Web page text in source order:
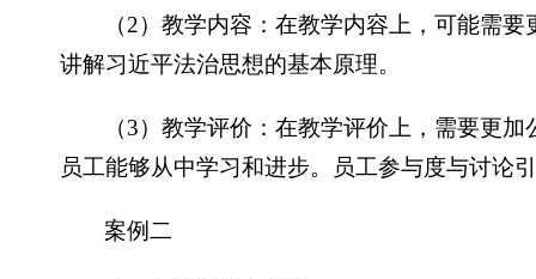
（2）教学内容：在教学内容上，可能需
讲解习近平法治思想的基本原理。
（3）教学评价：在教学评价上，需要更
员工能够从中学习和进步。员工参与度与讨论
案例二